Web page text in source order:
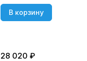
В корзину
28 020 ₽